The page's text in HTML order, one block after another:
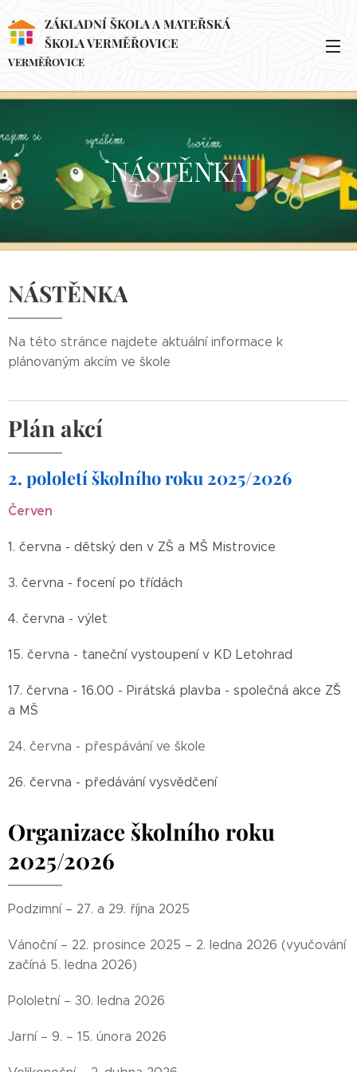
ZÁKLADNÍ ŠKOLA A MATEŘSKÁ
ŠKOLA VERMĚŘOVICE
VERMĚŘOVICE
NÁSTĚNKA
NÁSTĚNKA
Na této stránce najdete aktuální informace k
plánovaným akcím ve škole
Plán akcí
2. pololetí školního roku 2025/2026
Červen
1. června - dětský den v ZŠ a MŠ Mistrovice
3. června - focení po třídách
4. června - výlet
15. června - taneční vystoupení v KD Letohrad
17. června - 16.00 - Pirátská plavba - společná akce ZˇŠ
a MŠ
24. června - přespávání ve škole
26. června - předávání vysvědčení
Organizace školního roku
2025/2026
Podzimní – 27. a 29. října 2025
Vánoční – 22. prosince 2025 – 2. ledna 2026 (vyučování
začíná 5. ledna 2026)
Pololetní – 30. ledna 2026
Jarní – 9. – 15. února 2026